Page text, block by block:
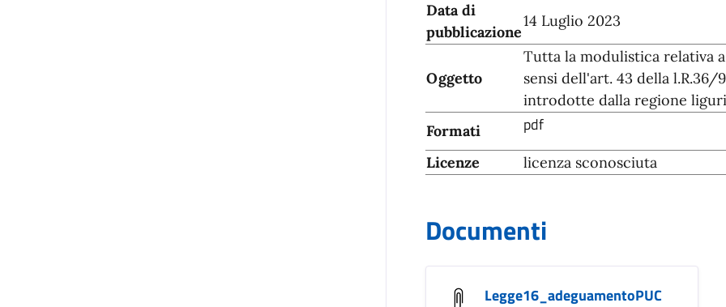
Data di
pubblicazione
14 Luglio 2023
Oggetto
Tutta la modulistica relativa
sensi dell'art. 43 della
introdotte dalla regione
Formati
pdf
Licenze licenza sconosciuta
Documenti
Legge16_adeguamentoPUC